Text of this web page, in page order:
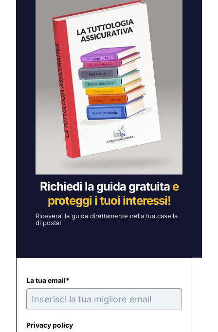
Richiedi la guida gratuita e
proteggi i tuoi interessi!
Riceverai la guida direttamente nella tua casella
di posta!
La tua email*
Privacy policy